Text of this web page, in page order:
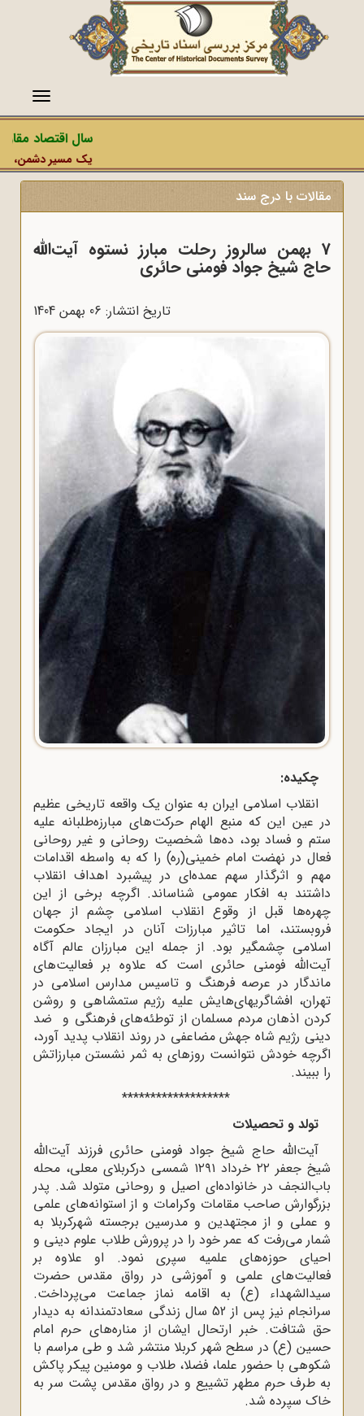
منو
سال اقتصاد
یک مسیر دشمن،
مقالات با درج سند
7 بهمن سالروز رحلت مبارز نستوه آیت‌الله
حاج شیخ جواد فومنی حائری
تاریخ انتشار: 06 بهمن 1404
چکیده:
انقلاب اسلامی ایران به عنوان یک واقعه تاریخی عظیم
در عین این که منبع الهام حرکت‌های مبارزه‌طلبانه علیه
ستم و فساد بود، ده‌ها شخصیت روحانی و غیر روحانی
فعال در نهضت امام خمینی(ره) را که به واسطه اقدامات
مهم و اثرگذار سهم عمده‌ای در پیشبرد اهداف انقلاب
داشتند به افکار عمومی شناساند. اگرچه برخی از این
چهره‌ها قبل از وقوع انقلاب اسلامی چشم از جهان
فروبستند، اما تاثیر مبارزات آنان در ایجاد حکومت
اسلامی چشمگیر بود. از جمله این مبارزان عالم آگاه
آیت‌الله فومنی حائری است که علاوه بر فعالیت‌های
ماندگار در عرصه فرهنگ و تاسیس مدارس اسلامی در
تهران، افشاگریهای‌هایش علیه رژیم ستمشاهی و روشن
کردن اذهان مردم مسلمان از توطئه‌های فرهنگی و ضد
دینی رژیم شاه جهش مضاعفی در روند انقلاب پدید آورد،
اگرچه خودش نتوانست روزهای به ثمر نشستن مبارزاتش
را ببیند.
*******************
تولد و تحصیلات
آیت‌الله حاج شیخ جواد فومنی حائری فرزند آیت‌الله
شیخ جعفر ۲۲ خرداد ۱۲۹۱ شمسی درکربلای معلی، محله
باب‌النجف در خانواده‌ای اصیل و روحانی متولد شد. پدر
بزرگوارش صاحب مقامات وکرامات و از استوانه‌های علمی
و عملی و از مجتهدین و مدرسین برجسته شهرکربلا به
شمار می‌رفت که عمر خود را در پرورش طلاب علوم دینی و
احیای حوزه‌های علمیه سپری نمود. او علاوه بر
فعالیت‌های علمی و آموزشی در رواق مقدس حضرت
سیدالشهداء (ع) به اقامه نماز جماعت می‌پرداخت.
سرانجام نیز پس از 52 سال زندگی سعادتمندانه به دیدار
حق شتافت. خبر ارتحال ایشان از مناره‌های حرم امام
حسین (ع) در سطح شهر کربلا منتشر شد و طی مراسم با
شکوهی با حضور علما، فضلا، طلاب و مومنین پیکر پاکش
به طرف حرم مطهر تشییع و در رواق مقدس پشت سر به
خاک سپرده شد.